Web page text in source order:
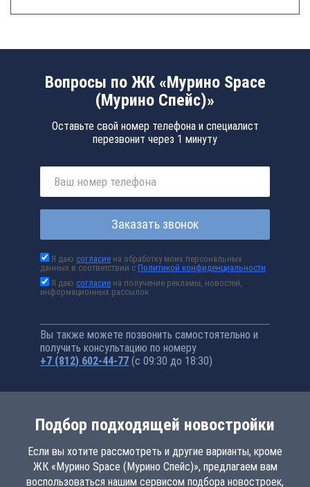
Вопросы по ЖК «Мурино Space
(Мурино Спейс)»
Оставьте свой номер телефона и специалист
перезвонит через 1 минуту
Заказать звонок
Я даюсогласие на обработку моих персональных
данных в соответствии сПолитикой конфиденциальности
Я даюсогласие на получение рекламы, новостей,
информационных рассылок
Вы также можете позвонить самостоятельно и
получить консультацию по номеру
+7 (812) 602-44-77 (с 09:30 до 18:30)
Подбор подходящей новостройки
Если вы хотите рассмотреть и другие варианты, кроме
ЖК «Мурино Space (Мурино Спейс)», предлагаем вам
воспользоваться нашим сервисом подбора новостроек,